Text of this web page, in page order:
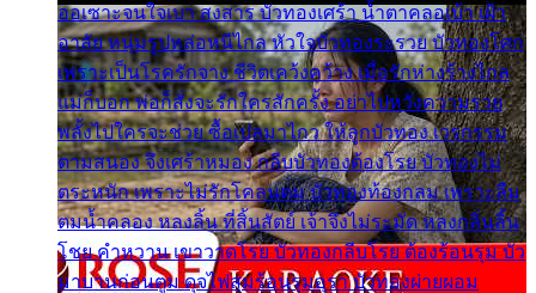
ออเซาะจนใจเบา สงสาร บัวทองเศร้า น้ำตาคลอเบ้า เฝ้า
อาลัย หนุ่มรูปหล่อหนีไกล หัวใจบัวทองระรวย บัวทองโศก
เพราะเป็นโรครักจาง ชีวิตเคว้งคว้าง เมื่อรักห่างร้างไกล
แม่ก็บอก พ่อก็สั่งจะรักใครสักครั้ง อย่าไปหวังความรวย
พลั้งไปใครจะช่วย ซื้อเปลมาไกว ให้ลูกบัวทอง เวรกรรม
ตามสนอง จึงเศร้าหมอง กลีบบัวทองต้องโรย บัวทองไม่
ตระหนัก เพราะไม่รักโคลนตม บัวทองท้องกลม เพราะลืม
ตมน้ำคลอง หลงลิ้น ที่สิ้นสัตย์ เจ้าจึงไม่ระมัด หลงกลิ่นลิ้น
โชย คำหวาน เขาวาดโรย บัวทองกลีบโรย ต้องร้อนรุม บัว
มาบานก่อนตูม ดุจไฟสุมร้อนรุมอุรา บัวทองผ่ายผอม